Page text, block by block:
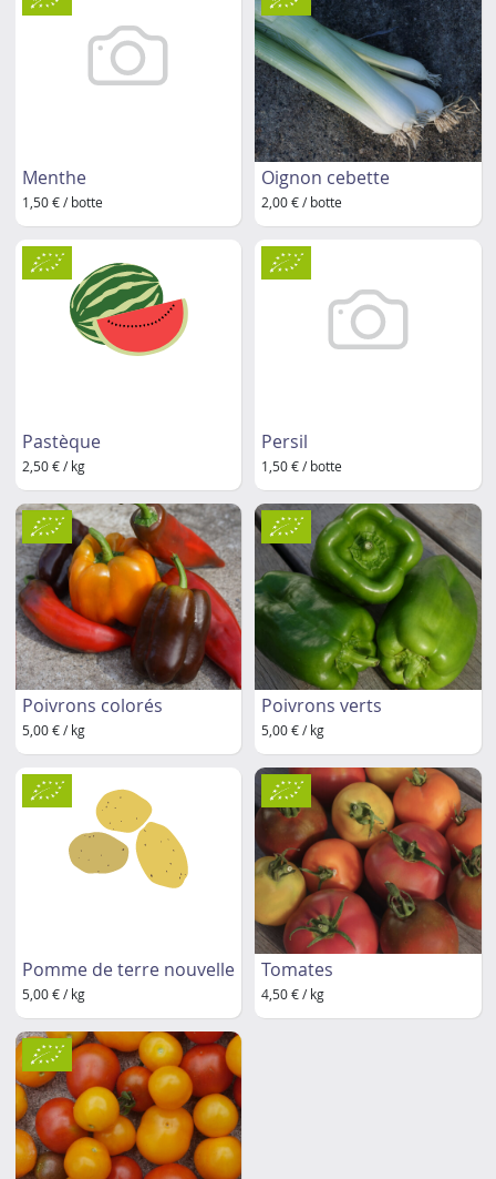
Menthe
1,50 € / botte
Oignon cebette
2,00 € / botte
Pastèque
2,50 € / kg
Persil
1,50 € / botte
Poivrons colorés
5,00 € / kg
Poivrons verts
5,00 € / kg
Pomme de terre nouvelle
5,00 € / kg
Tomates
4,50 € / kg